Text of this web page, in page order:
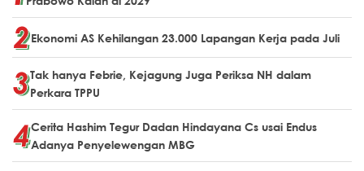
Ekonomi AS Kehilangan 23.000 Lapangan Kerja pada Juli
Tak hanya Febrie, Kejagung Juga Periksa NH dalam
Perkara TPPU
Cerita Hashim Tegur Dadan Hindayana Cs usai Endus
Adanya Penyelewengan MBG